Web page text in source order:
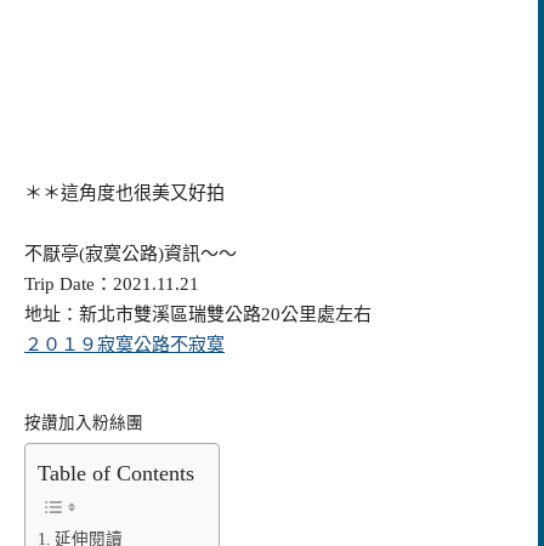
＊＊這角度也很美又好拍
不厭亭(寂寞公路)資訊～～
Trip Date：2021.11.21
地址：新北市雙溪區瑞雙公路20公里處左右
２０１９寂寞公路不寂寞
按讚加入粉絲團
Table of Contents
延伸閱讀